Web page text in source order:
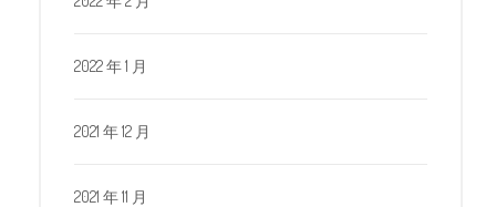
2022 年 1 月
2021 年 12 月
2021 年 11 月